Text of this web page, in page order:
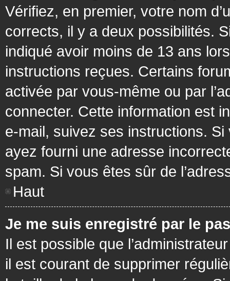
Vérifiez, en premier, votre nom
corrects, il y a deux possibilités.
indiqué avoir moins de 13 ans
instructions reçues. Certains
activée par vous-même ou par
connecter. Cette information est
e-mail, suivez ses instructions. Si
ayez fourni une adresse
spam. Si vous êtes sûr de
Haut
Je me suis enregistré par le
Il est possible que
il est courant de supprimer